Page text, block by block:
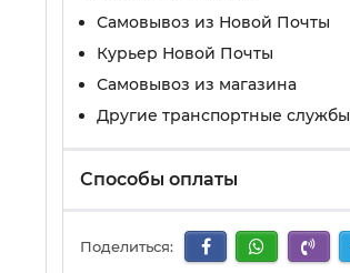
Самовывоз из Новой Почты
Курьер Новой Почты
Самовывоз из магазина
Другие транспортные службы
Способы оплаты
Поделиться: